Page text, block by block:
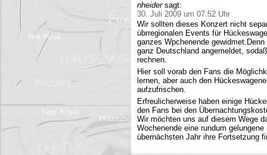
nheider sagt:
30. Juli 2009 um 07:52 Uhr
Wir sollten dieses Konzert nicht
übrregionalen Events für
ganzes Wpchenende
ganz Deutschland angemeldet,
rechnen.
Hier soll vorab den Fans die
lernen, aber auch den
aufzufrischen.
Erfreulicherweise haben einige
den Fans bei den
Wir möchten uns auf diesem Wege
Wochenende eine rundum
übernächsten Jahr ihre Fortsetzung